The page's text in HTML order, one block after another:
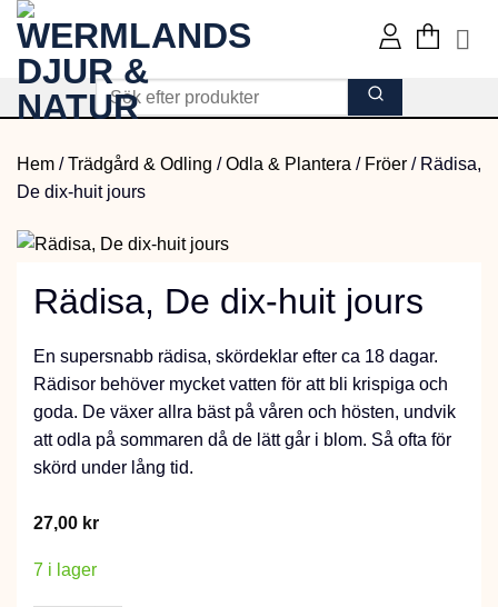
Skip
content
Hem /Trädgård & Odling /Odla & Plantera / Fröer / Rädisa,
De dix-huit jours
Rädisa, De dix-huit jours
En supersnabb rädisa, skördeklar efter ca 18 dagar.
Rädisor behöver mycket vatten för att bli krispiga och
goda. De växer allra bäst på våren och hösten, undvik
att odla på sommaren då de lätt går i blom. Så ofta för
skörd under lång tid.
27,00 kr
7 i lager